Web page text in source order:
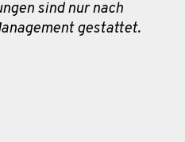
sind nur nach
gestattet.